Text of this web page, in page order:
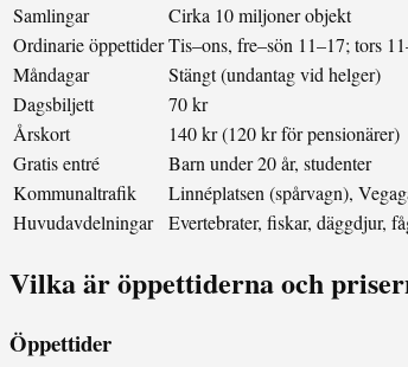
Samlingar
Cirka 10 miljoner objekt
Ordinarie öppettiderTis–ons, fre–sön 11–17; tors
Måndagar
Stängt (undantag vid helger)
Dagsbiljett
70 kr
Årskort
140 kr (120 kr för pensionärer)
Gratis entré
Barn under 20 år, studenter
Kommunaltrafik
Linnéplatsen (spårvagn),
Huvudavdelningar
Evertebrater, fiskar, däggdjur,
Vilka är öppettiderna och
Öppettider